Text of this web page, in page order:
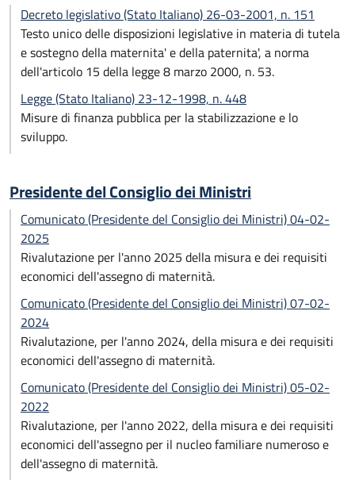
Decreto legislativo (Stato Italiano) 26-03-2001, n. 151
Testo unico delle disposizioni legislative in materia di tutela
e sostegno della maternita' e della paternita', a norma
dell'articolo 15 della legge 8 marzo 2000, n. 53.
Legge (Stato Italiano) 23-12-1998, n. 448
Misure di finanza pubblica per la stabilizzazione e lo
sviluppo.
Presidente del Consiglio dei Ministri
Comunicato (Presidente del Consiglio dei Ministri) 04-02-
2025
Rivalutazione per l'anno 2025 della misura e dei requisiti
economici dell'assegno di maternità.
Comunicato (Presidente del Consiglio dei Ministri) 07-02-
2024
Rivalutazione, per l'anno 2024, della misura e dei requisiti
economici dell'assegno di maternità.
Comunicato (Presidente del Consiglio dei Ministri) 05-02-
2022
Rivalutazione, per l'anno 2022, della misura e dei requisiti
economici dell'assegno per il nucleo familiare numeroso e
dell'assegno di maternità.